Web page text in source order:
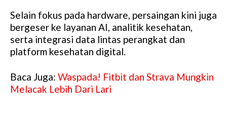
Selain fokus pada hardware, persaingan kini juga
bergeser ke layanan AI, analitik kesehatan,
serta integrasi data lintas perangkat dan
platform kesehatan digital.
Baca Juga: Waspada! Fitbit dan Strava Mungkin
Melacak Lebih Dari Lari